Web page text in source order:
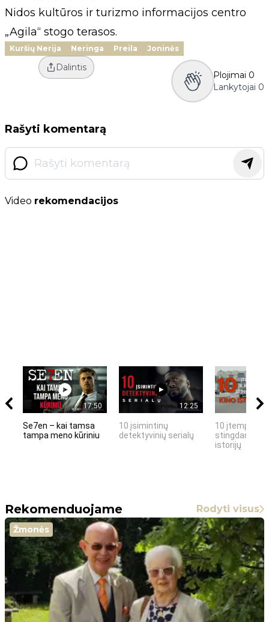
Nidos kultūros ir turizmo informacijos centro
„Agila“ stogo terasos.
Kuršių Nerija Neringa Preila Joninės
Dalintis
Plojimai 0
Lankytojai 0
Rašyti komentarą
Video rekomendacijos
17:50
Se7en – kai tamsa
tampa meno kūriniu
12:25
10 įsimintinų
detektyvinių serialų
10 įtemptų,
stingdančių
istorijų
Rekomenduojame Rodyti visus
Žmonės